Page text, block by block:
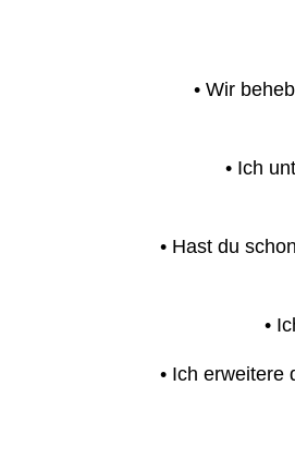
• Wir
• Ich
• Hast du
•
• Ich erweitere